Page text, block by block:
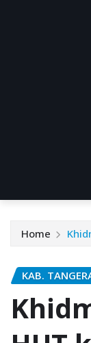
Home
KAB.